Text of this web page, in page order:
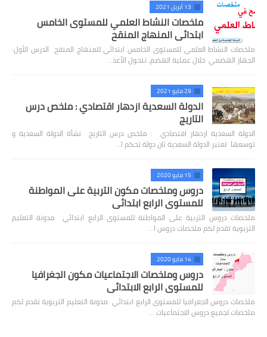
13 أبريل 2021
ملخصات النشاط العلمي للمستوى الخامس
ابتدائي المنهاج المنقح
ملخصات النشاط العلمي للمستوى الخامس ابتدائي للمنهاج المنقح الدرس الأول:
الجهاز الهضمي خلال عملية الهضم، تتحول الأغذ…
29 مايو 2021
الدولة السعدية ازدهار اقتصادي : ملخص درس
التاريج
الدولة السعدية ازدهار اقتصادي : ملخص درس التاريج نشأة الدولة السعدية و
توسعها تعتبر الدولة السعدية ثان دولة تحكم ا…
15 مايو 2020
دروس وملخصات مكون التربية على المواطنة
للمستوى الرابع ابتدائي
ملخصات دروس التربية على المواطنة للمستوى الرابع ابتدائي مدونة التعليم
التربوية تقدم لكم ملخصات دروس ا…
14 مايو 2020
دروس وملخصات الاجتماعيات مكون الجغرافيا
للمستوى الرابع الابتدائي
ملخصات دروس الجغرافيا للمستوى الرابع ابتدائي مدونة التعليم التربوية تقدم لكم
ملخصات لجميع دروس الاجتماعيات …